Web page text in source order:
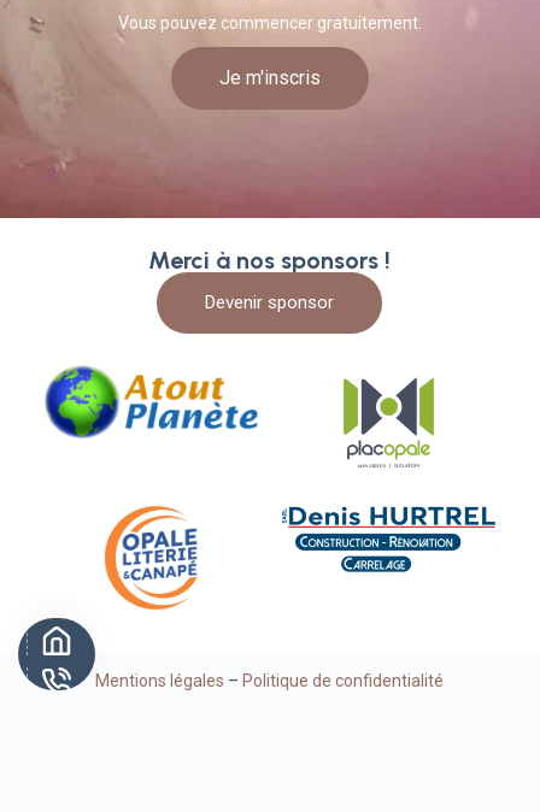
Vous pouvez commencer gratuitement.
Je m'inscris
Merci à nos sponsors !
Devenir sponsor
Mentions légales – Politique de confidentialité